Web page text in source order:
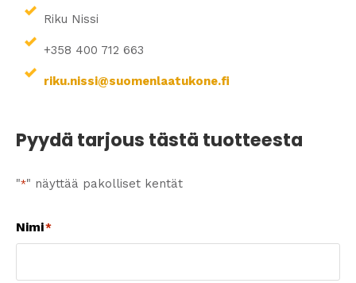
Riku Nissi
+358 400 712 663
riku.nissi@suomenlaatukone.fi
Pyydä tarjous tästä tuotteesta
"*" näyttää pakolliset kentät
Nimi*